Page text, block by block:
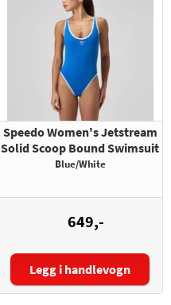
Speedo Women's Jetstream
Solid Scoop Bound Swimsuit
Blue/White
649,-
Størrelse:
Legg i handlevogn